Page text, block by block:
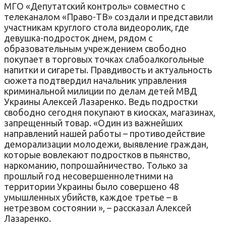
МГО «Депутатский контроль» совместно с
телеканалом «Право-ТВ» создали и представили
участникам круглого стола видеоролик, где
девушка-подросток днем, рядом с
образовательным учреждением свободно
покупает в торговых точках слабоалкогольные
напитки и сигареты. Правдивость и актуальность
сюжета подтвердил начальник управления
криминальной милиции по делам детей МВД
Украины Алексей Лазаренко. Ведь подростки
свободно сегодня покупают в киосках, магазинах,
запрещенный товар. «Один из важнейших
направлений нашей работы – противодействие
деморализации молодежи, выявление граждан,
которые вовлекают подростков в пьянство,
наркоманию, попрошайничество. Только за
прошлый год несовершеннолетними на
территории Украины было совершено 48
умышленных убийств, каждое третье – в
нетрезвом состоянии », – рассказал Алексей
Лазаренко.